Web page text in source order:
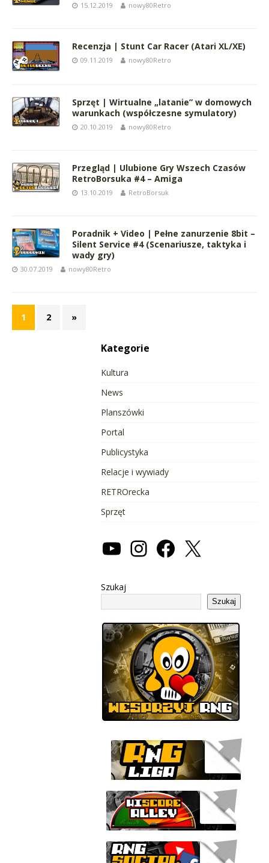
15.12.2019 nowy80Retro
Recenzja | Stunt Car Racer (Atari XL/XE)
09.11.2019 nowy80Retro
Sprzęt | Wirtualne „latanie” w domowych
warunkach (współczesne symulatory)
20.10.2019 nowy80Retro
Przegląd | Ulubione Gry Wszech Czasów
RetroBorsuka #4 – Amiga
13.10.2019 RetroBorsuk
Poradnik + Video | Pełne zanurzenie 8bit –
Silent Service #4 (Scenariusze, taktyka i
wady gry)
30.07.2019 nowy80Retro
1 2 »
Kategorie
Kultura
News
Planszówki
Portal
Publicystyka
Relacje i wywiady
RETROrecka
Sprzęt
Szukaj
Szukaj